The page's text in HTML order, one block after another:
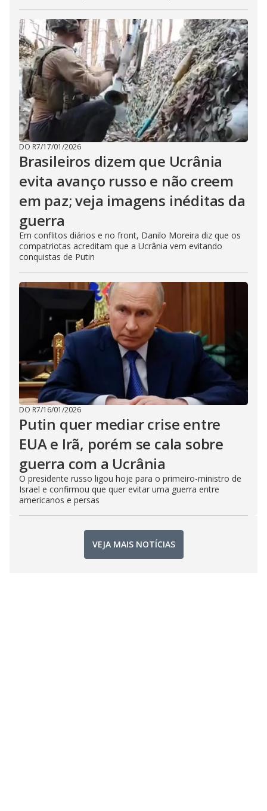
DO R7/17/01/2026
Brasileiros dizem que Ucrânia
evita avanço russo e não creem
em paz; veja imagens inéditas da
guerra
Em conflitos diários e no front, Danilo Moreira diz que os
compatriotas acreditam que a Ucrânia vem evitando
conquistas de Putin
DO R7/16/01/2026
Putin quer mediar crise entre
EUA e Irã, porém se cala sobre
guerra com a Ucrânia
O presidente russo ligou hoje para o primeiro-ministro de
Israel e confirmou que quer evitar uma guerra entre
americanos e persas
VEJA MAIS NOTÍCIAS